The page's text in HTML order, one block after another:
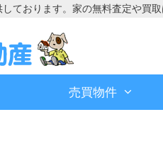
ております。家の無料査定や買
売買物件